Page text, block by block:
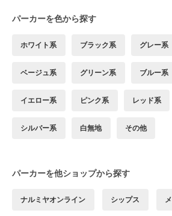
パーカーを色から探す
ホワイト系 ブラック系 グレー系
ベージュ系 グリーン系 ブルー系
イエロー系 ピンク系 レッド系
シルバー系 白無地 その他
パーカーを他ショップから探す
ナルミヤオンライン シップス